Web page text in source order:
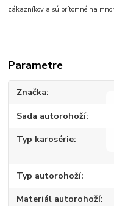
zákazníkov a sú prítomné na
Parametre
Značka
Sada autorohoží
Typ karosérie
Typ autorohoží
Materiál autorohoží